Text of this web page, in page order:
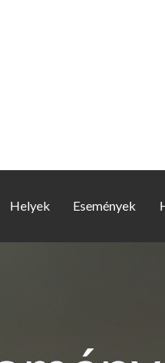
Helyek Események